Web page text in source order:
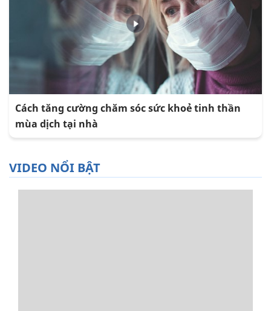
Cách tăng cường chăm sóc sức khoẻ tinh thần
mùa dịch tại nhà
VIDEO NỔI BẬT